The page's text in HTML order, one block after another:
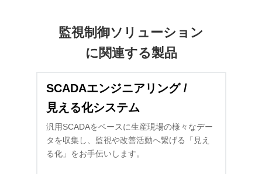
監視制御ソリューション
に関連する製品
SCADAエンジニアリング /
見える化システム
汎用SCADAをベースに生産現場の様々なデー
タを収集し、監視や改善活動へ繋げる「見え
る化」をお手伝いします。